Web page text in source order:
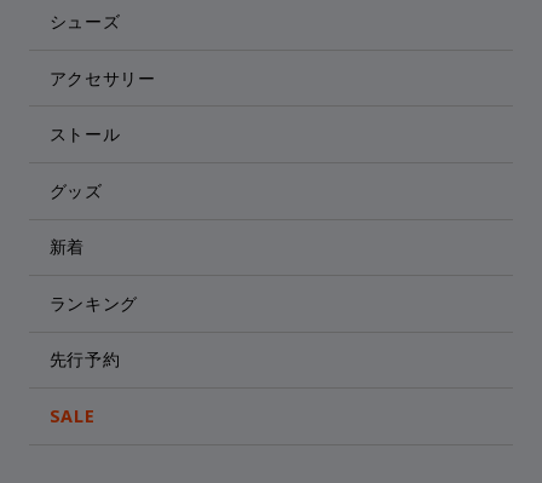
シューズ
アクセサリー
ストール
グッズ
新着
ランキング
先行予約
SALE